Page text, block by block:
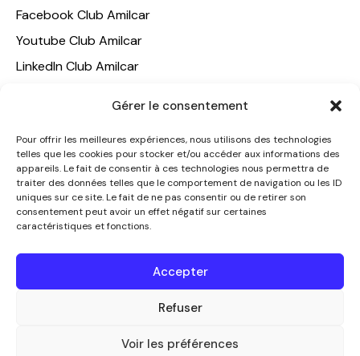
Gérer le consentement
Pour offrir les meilleures expériences, nous utilisons des technologies
telles que les cookies pour stocker et/ou accéder aux informations des
appareils. Le fait de consentir à ces technologies nous permettra de
traiter des données telles que le comportement de navigation ou les ID
uniques sur ce site. Le fait de ne pas consentir ou de retirer son
consentement peut avoir un effet négatif sur certaines
caractéristiques et fonctions.
Accepter
Refuser
Voir les préférences
Facebook Club Amilcar
Youtube Club Amilcar
LinkedIn Club Amilcar
NOTRE GROUPE
ACCUEIL
AMILCAR TRAVEL CLUB
CLUB AMILCAR, Club d'affaires international
AGENCE MEDIANE
CONTACT
+33 7 49 60 92 02